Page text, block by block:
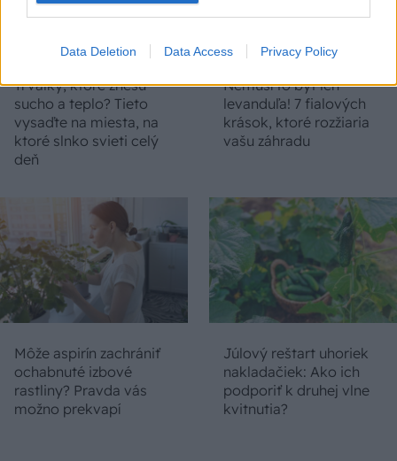
Data Deletion Data Access Privacy Policy
Trvalky, ktoré znesú
sucho a teplo? Tieto
vysaďte na miesta, na
ktoré slnko svieti celý
deň
Nemusí to byť len
levanduľa! 7 fialových
krások, ktoré rozžiaria
vašu záhradu
Môže aspirín zachrániť
ochabnuté izbové
rastliny? Pravda vás
možno prekvapí
Júlový reštart uhoriek
nakladačiek: Ako ich
podporiť k druhej vlne
kvitnutia?